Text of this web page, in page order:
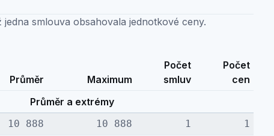
smlouva obsahovala jednotkové ceny.
Průměr Maximum
Počet
smluv
Počet
cen
Průměr a extrémy
10 888 10 888 1 1